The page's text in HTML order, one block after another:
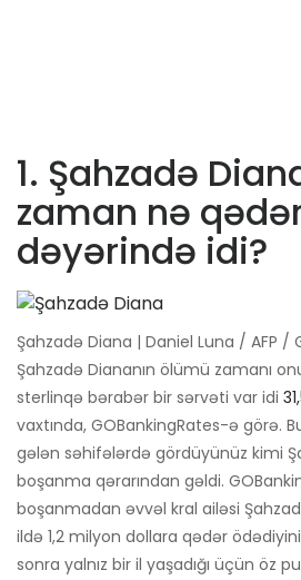
1. Şahzadə
zaman nə
dəyərində idi?
Şahzadə Diana | Daniel Luna / AFP /
Şahzadə Diananın ölümü zamanı
sterlinqə bərabər bir sərvəti var idi
vaxtında, GOBankingRates-ə görə.
gələn səhifələrdə gördüyünüz kimi
boşanma qərarından gəldi.
boşanmadan əvvəl kral ailəsi
ildə 1,2 milyon dollara qədər
sonra yalnız bir il yaşadığı üçün öz